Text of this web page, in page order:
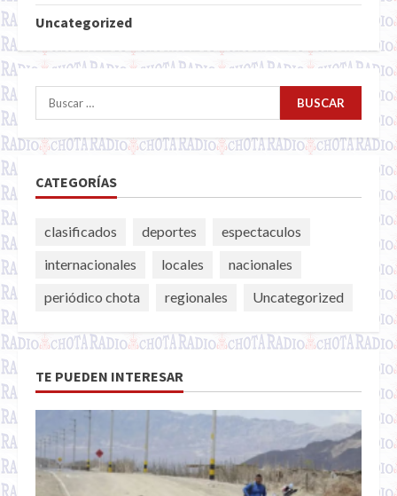
Uncategorized
Buscar:
CATEGORÍAS
clasificados deportes
espectaculos
internacionales
locales
nacionales
periódico chota
regionales Uncategorized
TE PUEDEN INTERESAR